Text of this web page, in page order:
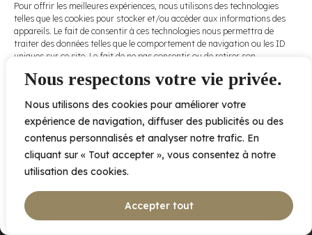
Nous respectons votre vie privée.
Nous utilisons des cookies pour améliorer votre
expérience de navigation, diffuser des publicités ou des
contenus personnalisés et analyser notre trafic. En
cliquant sur « Tout accepter », vous consentez à notre
utilisation des cookies.
Accepter tout
Pour offrir les meilleures expériences, nous utilisons des technologies
telles que les cookies pour stocker et/ou accéder aux informations des
appareils. Le fait de consentir à ces technologies nous permettra de
traiter des données telles que le comportement de navigation ou les ID
uniques sur ce site. Le fait de ne pas consentir ou de retirer son
et fonctions.
Accepter
Refuser
conditions
d’utilisationet
nospolitiques
de
confidentialité .